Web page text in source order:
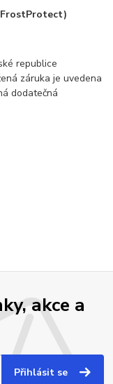
republice
záruka je uvedena
dodatečná
akce a
Přihlásit se